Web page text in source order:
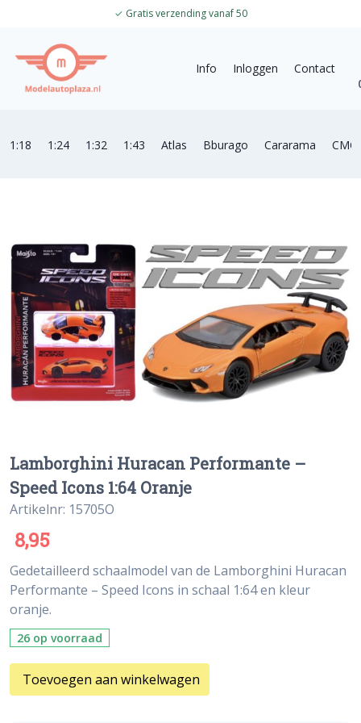
✓ Gratis verzending vanaf 50
Info Inloggen
Contact
1:18 1:24 1:32 1:43 Atlas Bburago Cararama CMC
Lamborghini Huracan Performante –
Speed Icons 1:64 Oranje
Artikelnr: 15705O
8,95
Gedetailleerd schaalmodel van de Lamborghini Huracan
Performante – Speed Icons in schaal 1:64 en kleur
oranje.
26 op voorraad
Toevoegen aan winkelwagen